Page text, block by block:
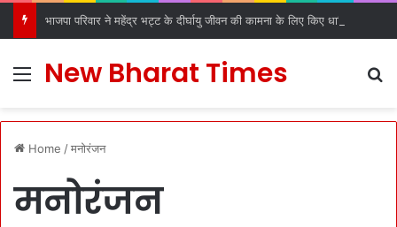
Menu
New Bharat Times
Home /मनोरंजन
मनोरंजन